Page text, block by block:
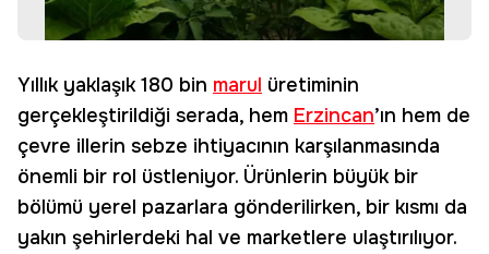
Yıllık yaklaşık 180 bin marul üretiminin
gerçekleştirildiği serada, hem Erzincan’ın hem de
çevre illerin sebze ihtiyacının karşılanmasında
önemli bir rol üstleniyor. Ürünlerin büyük bir
bölümü yerel pazarlara gönderilirken, bir kısmı da
yakın şehirlerdeki hal ve marketlere ulaştırılıyor.